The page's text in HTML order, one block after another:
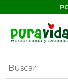
contenido